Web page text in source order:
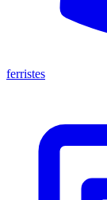
ferristes